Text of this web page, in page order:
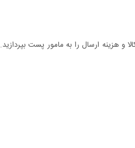
هزینه ارسال را به مامور پست بپردازید.